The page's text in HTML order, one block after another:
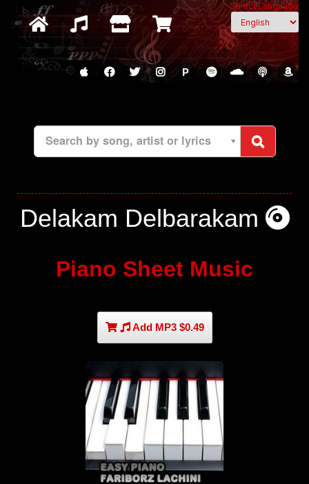
Select Language
P
Search by song, artist or lyrics
Delakam Delbarakam
Piano Sheet Music
Add MP3 $0.49